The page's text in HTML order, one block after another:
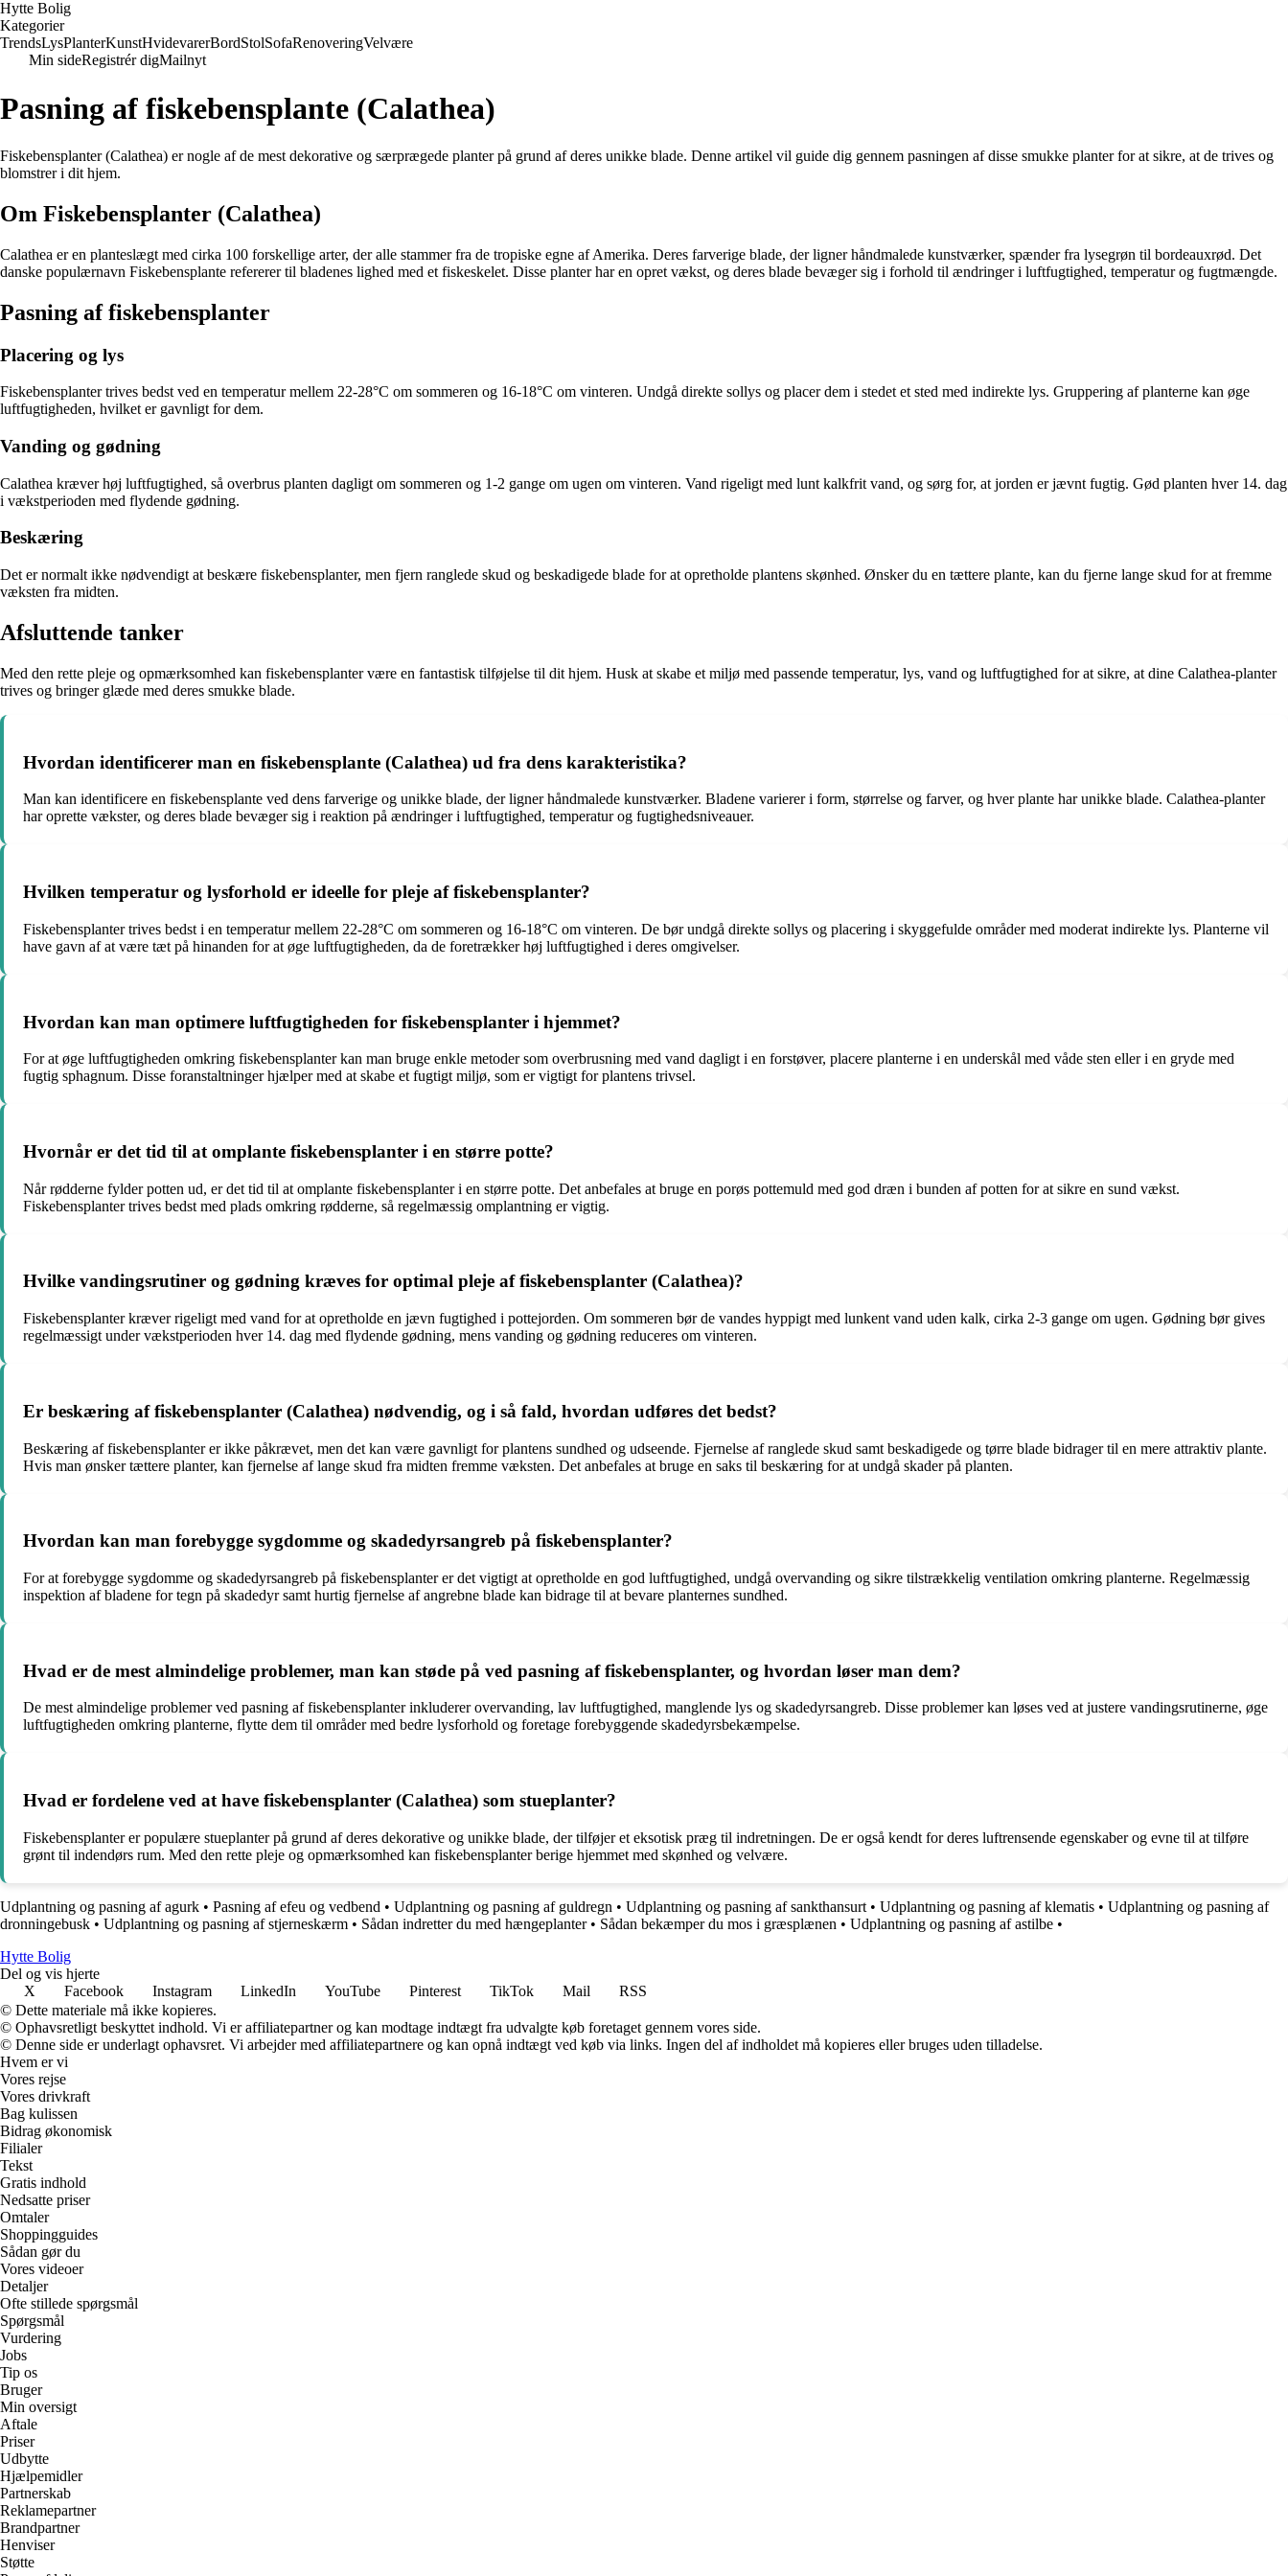
Hytte Bolig
Kategorier
TrendsLysPlanterKunstHvidevarerBordStolSofaRenoveringVelvære
Min sideRegistrér digMailnyt
Pasning af fiskebensplante (Calathea)
Fiskebensplanter (Calathea) er nogle af de mest dekorative og særprægede planter på grund af deres unikke blade. Denne artikel vil guide dig gennem pasningen af disse smukke planter for at sikre, at de trives og
blomstrer i dit hjem.
Om Fiskebensplanter (Calathea)
Calathea er en planteslægt med cirka 100 forskellige arter, der alle stammer fra de tropiske egne af Amerika. Deres farverige blade, der ligner håndmalede kunstværker, spænder fra lysegrøn til bordeauxrød. Det
danske populærnavn Fiskebensplante refererer til bladenes lighed med et fiskeskelet. Disse planter har en opret vækst, og deres blade bevæger sig i forhold til ændringer i luftfugtighed, temperatur og fugtmængde.
Pasning af fiskebensplanter
Placering og lys
Fiskebensplanter trives bedst ved en temperatur mellem 22-28°C om sommeren og 16-18°C om vinteren. Undgå direkte sollys og placer dem i stedet et sted med indirekte lys. Gruppering af planterne kan øge
luftfugtigheden, hvilket er gavnligt for dem.
Vanding og gødning
Calathea kræver høj luftfugtighed, så overbrus planten dagligt om sommeren og 1-2 gange om ugen om vinteren. Vand rigeligt med lunt kalkfrit vand, og sørg for, at jorden er jævnt fugtig. Gød planten hver 14. dag
i vækstperioden med flydende gødning.
Beskæring
Det er normalt ikke nødvendigt at beskære fiskebensplanter, men fjern ranglede skud og beskadigede blade for at opretholde plantens skønhed. Ønsker du en tættere plante, kan du fjerne lange skud for at fremme
væksten fra midten.
Afsluttende tanker
Med den rette pleje og opmærksomhed kan fiskebensplanter være en fantastisk tilføjelse til dit hjem. Husk at skabe et miljø med passende temperatur, lys, vand og luftfugtighed for at sikre, at dine Calathea-planter
trives og bringer glæde med deres smukke blade.
Hvordan identificerer man en fiskebensplante (Calathea) ud fra dens karakteristika?
Man kan identificere en fiskebensplante ved dens farverige og unikke blade, der ligner håndmalede kunstværker. Bladene varierer i form, størrelse og farver, og hver plante har unikke blade. Calathea-planter
har oprette vækster, og deres blade bevæger sig i reaktion på ændringer i luftfugtighed, temperatur og fugtighedsniveauer.
Hvilken temperatur og lysforhold er ideelle for pleje af fiskebensplanter?
Fiskebensplanter trives bedst i en temperatur mellem 22-28°C om sommeren og 16-18°C om vinteren. De bør undgå direkte sollys og placering i skyggefulde områder med moderat indirekte lys. Planterne vil
have gavn af at være tæt på hinanden for at øge luftfugtigheden, da de foretrækker høj luftfugtighed i deres omgivelser.
Hvordan kan man optimere luftfugtigheden for fiskebensplanter i hjemmet?
For at øge luftfugtigheden omkring fiskebensplanter kan man bruge enkle metoder som overbrusning med vand dagligt i en forstøver, placere planterne i en underskål med våde sten eller i en gryde med
fugtig sphagnum. Disse foranstaltninger hjælper med at skabe et fugtigt miljø, som er vigtigt for plantens trivsel.
Hvornår er det tid til at omplante fiskebensplanter i en større potte?
Når rødderne fylder potten ud, er det tid til at omplante fiskebensplanter i en større potte. Det anbefales at bruge en porøs pottemuld med god dræn i bunden af potten for at sikre en sund vækst.
Fiskebensplanter trives bedst med plads omkring rødderne, så regelmæssig omplantning er vigtig.
Hvilke vandingsrutiner og gødning kræves for optimal pleje af fiskebensplanter (Calathea)?
Fiskebensplanter kræver rigeligt med vand for at opretholde en jævn fugtighed i pottejorden. Om sommeren bør de vandes hyppigt med lunkent vand uden kalk, cirka 2-3 gange om ugen. Gødning bør gives
regelmæssigt under vækstperioden hver 14. dag med flydende gødning, mens vanding og gødning reduceres om vinteren.
Er beskæring af fiskebensplanter (Calathea) nødvendig, og i så fald, hvordan udføres det bedst?
Beskæring af fiskebensplanter er ikke påkrævet, men det kan være gavnligt for plantens sundhed og udseende. Fjernelse af ranglede skud samt beskadigede og tørre blade bidrager til en mere attraktiv plante.
Hvis man ønsker tættere planter, kan fjernelse af lange skud fra midten fremme væksten. Det anbefales at bruge en saks til beskæring for at undgå skader på planten.
Hvordan kan man forebygge sygdomme og skadedyrsangreb på fiskebensplanter?
For at forebygge sygdomme og skadedyrsangreb på fiskebensplanter er det vigtigt at opretholde en god luftfugtighed, undgå overvanding og sikre tilstrækkelig ventilation omkring planterne. Regelmæssig
inspektion af bladene for tegn på skadedyr samt hurtig fjernelse af angrebne blade kan bidrage til at bevare planternes sundhed.
Hvad er de mest almindelige problemer, man kan støde på ved pasning af fiskebensplanter, og hvordan løser man dem?
De mest almindelige problemer ved pasning af fiskebensplanter inkluderer overvanding, lav luftfugtighed, manglende lys og skadedyrsangreb. Disse problemer kan løses ved at justere vandingsrutinerne, øge
luftfugtigheden omkring planterne, flytte dem til områder med bedre lysforhold og foretage forebyggende skadedyrsbekæmpelse.
Hvad er fordelene ved at have fiskebensplanter (Calathea) som stueplanter?
Fiskebensplanter er populære stueplanter på grund af deres dekorative og unikke blade, der tilføjer et eksotisk præg til indretningen. De er også kendt for deres luftrensende egenskaber og evne til at tilføre
grønt til indendørs rum. Med den rette pleje og opmærksomhed kan fiskebensplanter berige hjemmet med skønhed og velvære.
Udplantning og pasning af agurk • Pasning af efeu og vedbend • Udplantning og pasning af guldregn • Udplantning og pasning af sankthansurt • Udplantning og pasning af klematis • Udplantning og pasning af
dronningebusk • Udplantning og pasning af stjerneskærm • Sådan indretter du med hængeplanter• Sådan bekæmper du mos i græsplænen • Udplantning og pasning af astilbe •
Hytte Bolig
Del og vis hjerte
X
Facebook Instagram LinkedIn YouTube Pinterest TikTok Mail
RSS
© Dette materiale må ikke kopieres.
© Ophavsretligt beskyttet indhold. Vi er affiliatepartner og kan modtage indtægt fra udvalgte køb foretaget gennem vores side.
© Denne side er underlagt ophavsret. Vi arbejder med affiliatepartnere og kan opnå indtægt ved køb via links. Ingen del af indholdet må kopieres eller bruges uden tilladelse.
Hvem er vi
Vores rejse
Vores drivkraft
Bag kulissen
Bidrag økonomisk
Filialer
Tekst
Gratis indhold
Nedsatte priser
Omtaler
Shoppingguides
Sådan gør du
Vores videoer
Detaljer
Ofte stillede spørgsmål
Spørgsmål
Vurdering
Jobs
Tip os
Bruger
Min oversigt
Aftale
Priser
Udbytte
Hjælpemidler
Partnerskab
Reklamepartner
Brandpartner
Henviser
Støtte